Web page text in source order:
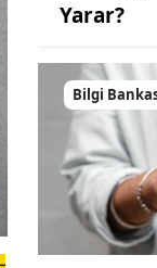
Yarar?
Bilgi